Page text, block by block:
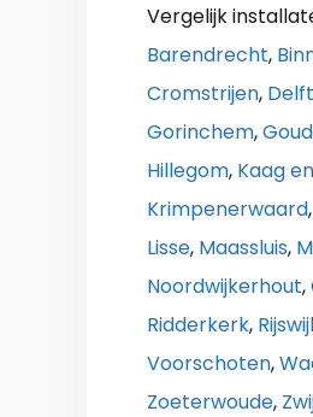
Vergelijk
Barendrecht,
Cromstrijen, Delft
Gorinchem,
Hillegom, Kaag
Krimpenerwaard,
Lisse, Maassluis,
Noordwijkerhout,
Ridderkerk,
Voorschoten,
Zoeterwoude,